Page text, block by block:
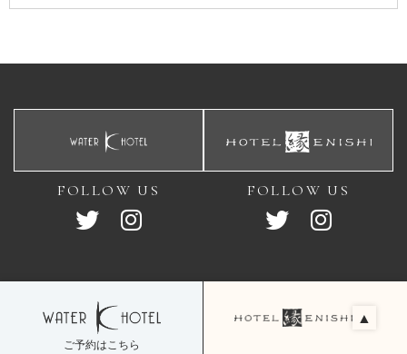
ご予約はこちら
▲
FOLLOW US FOLLOW US